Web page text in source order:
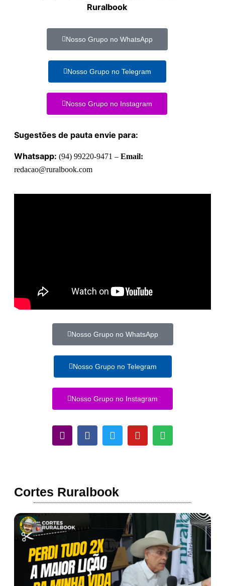
Ruralbook
Nosso Grupo no WhatsApp
Nosso Grupo no Telegram
Nosso Grupo no Instagram
Sugestões de pauta envie para:
Whatsapp: (94) 99220-9471 – Email:
redacao@ruralbook.com
Nosso Grupo no WhatsApp
Nosso Grupo no Telegram
Nosso Grupo no Instagram
Cortes Ruralbook